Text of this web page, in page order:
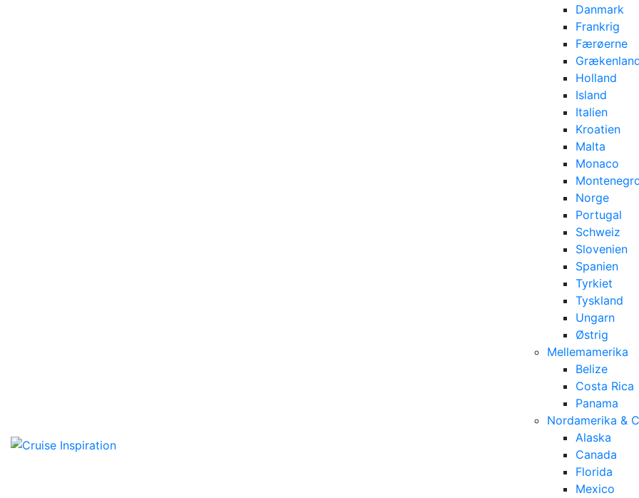
Danmark
Frankrig
Færøerne
Holland
Island
Italien
Kroatien
Malta
Monaco
Norge
Portugal
Schweiz
Slovenien
Spanien
Tyrkiet
Tyskland
Ungarn
Østrig
Mellemamerika
Belize
Costa Rica
Panama
Nordamerika &
Alaska
Canada
Florida
Mexico